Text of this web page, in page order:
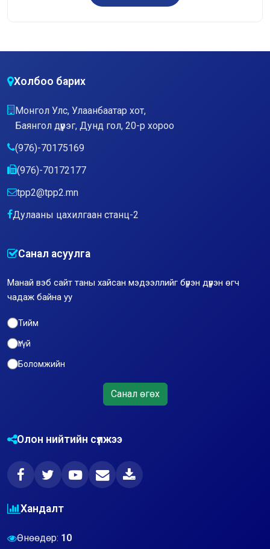
Холбоо барих
Монгол Улс, Улаанбаатар хот,
Баянгол дүүрэг, Дунд гол, 20-р хороо
(976)-70175169
(976)-70172177
tpp2@tpp2.mn
Дулааны цахилгаан станц-2
Санал асуулга
Манай вэб сайт таны хайсан мэдээллийг бүрэн дүүрэн өгч
чадаж байна уу
Тийм
Үгүй
Боломжийн
Санал өгөх
Олон нийтийн сүлжээ
Хандалт
Өнөөдөр: 10